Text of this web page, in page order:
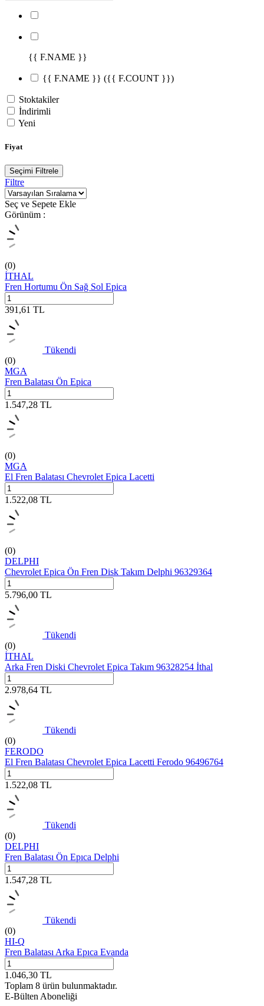
{{ F.NAME }}
{{ F.NAME }} ({{ F.COUNT }})
Stoktakiler
İndirimli
Yeni
Fiyat
Seçimi Filtrele
Filtre
Seç ve Sepete Ekle
Görünüm :
(0)
İTHAL
Fren Hortumu Ön Sağ Sol Epica
391,61 TL
Tükendi
(0)
MGA
Fren Balatası Ön Epica
1.547,28 TL
(0)
MGA
El Fren Balatası Chevrolet Epica Lacetti
1.522,08 TL
(0)
DELPHI
Chevrolet Epica Ön Fren Disk Takım Delphi 96329364
5.796,00 TL
Tükendi
(0)
İTHAL
Arka Fren Diski Chevrolet Epica Takım 96328254 İthal
2.978,64 TL
Tükendi
(0)
FERODO
El Fren Balatası Chevrolet Epica Lacetti Ferodo 96496764
1.522,08 TL
Tükendi
(0)
DELPHI
Fren Balatası Ön Epıca Delphi
1.547,28 TL
Tükendi
(0)
HI-Q
Fren Balatası Arka Epıca Evanda
1.046,30 TL
Toplam 8 ürün bulunmaktadır.
E-Bülten Aboneliği